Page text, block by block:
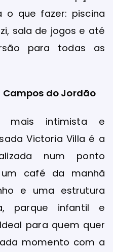
o que fazer: piscina
sala de jogos e até
para todas as
do Jordão
mais intimista e
Victoria Villa é a
num ponto
um café da manhã
e uma estrutura
parque infantil e
para quem quer
momento com a